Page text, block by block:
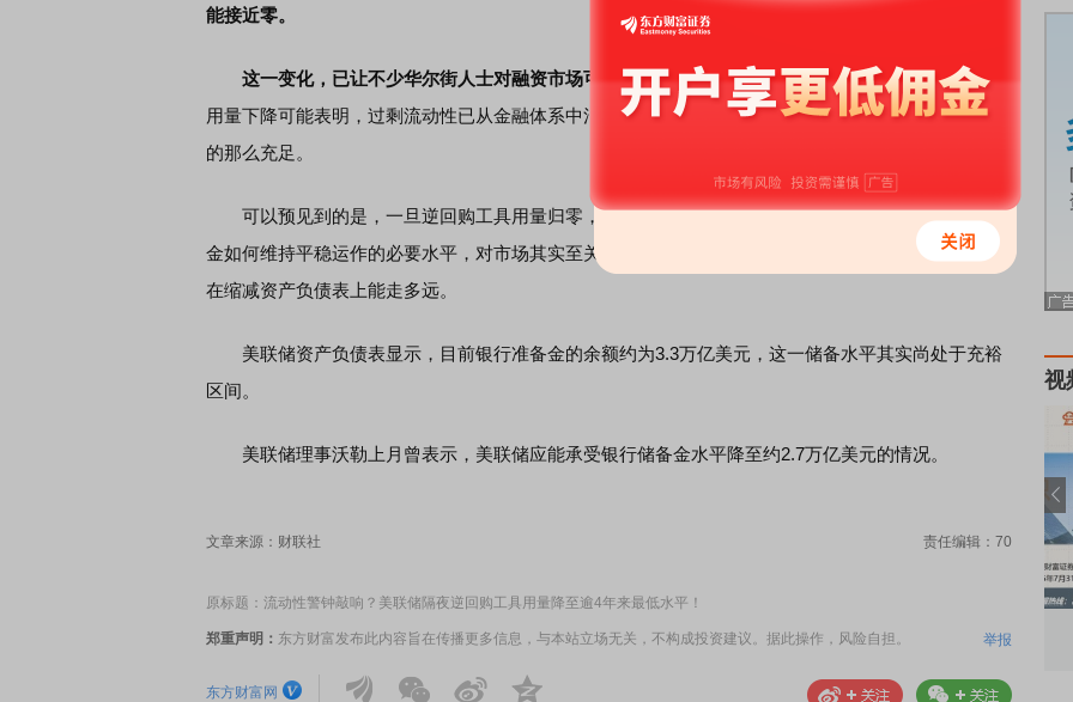
能接近零。
这一变化，已让不少华尔街人士对融资市场可能出现的紧张迹象保持警惕。 他们警告称，RRP使
用量下降可能表明，过剩流动性已从金融体系中消除，并且 银行
准备金余额没有央行政策制定者认为
的那么充足。
可以预见到的是，一旦逆回购工具用量归零，现金将开始从银行准备金余额中流出。而这些准备
金如何维持平稳运作的必要水平，对市场其实至关重要，因其既能为市场提供缓冲，也将决定美联储
在缩减资产负债表上能走多远。
美联储资产负债表显示，目前银行准备金的余额约为3.3万亿美元，这一储备水平其实尚处于充裕
区间。
美联储理事沃勒上月曾表示，美联储应能承受银行储备金水平降至约2.7万亿美元的情况。
文章来源：财联社 责任编辑：70
原标题：流动性警钟敲响？美联储隔夜逆回购工具用量降至逾4年来最低水平！
郑重声明： 东方财富发布此内容旨在传播更多信息，与本站立场无关，不构成投资建议。据此操作，风险自担。 举报
东方财富网
视
连线｜东方财富证券陈果：A股再平衡的
债券知识通识：从基础认知到特色品种 了解北交所知识 做理性投资者